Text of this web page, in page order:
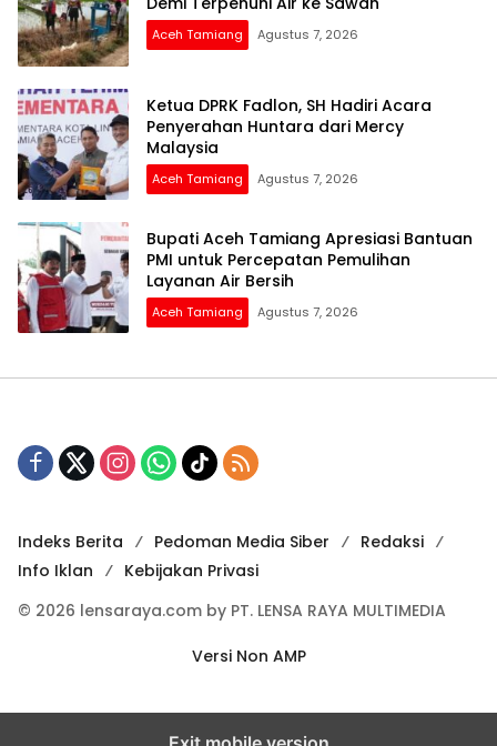
Aceh Tamiang Agustus 7, 2026
Ketua DPRK Fadlon, SH Hadiri Acara
Penyerahan Huntara dari Mercy
Malaysia
Aceh Tamiang Agustus 7, 2026
Bupati Aceh Tamiang Apresiasi Bantuan
PMI untuk Percepatan Pemulihan
Layanan Air Bersih
Aceh Tamiang Agustus 7, 2026
Indeks Berita Pedoman Media Siber
Redaksi
Info Iklan
Kebijakan Privasi
© 2026 lensaraya.com by PT. LENSA RAYA MULTIMEDIA
Versi Non AMP